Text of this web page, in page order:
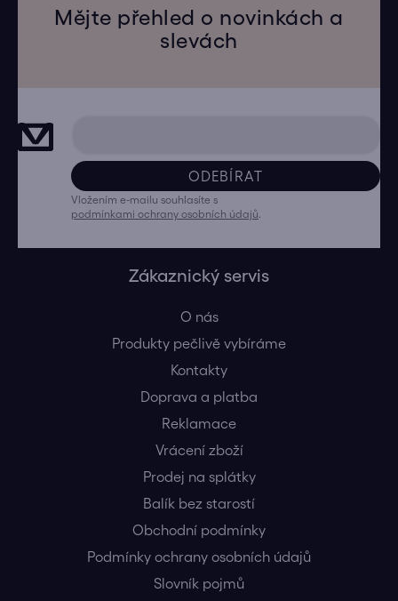
Mějte přehled o novinkách a
slevách
ODEBÍRAT
Vložením e-mailu souhlasíte s
podmínkami ochrany osobních údajů
Zákaznický servis
O nás
Produkty pečlivě vybíráme
Kontakty
Doprava a platba
Reklamace
Vrácení zboží
Prodej na splátky
Balík bez starostí
Obchodní podmínky
Podmínky ochrany osobních údajů
Slovník pojmů